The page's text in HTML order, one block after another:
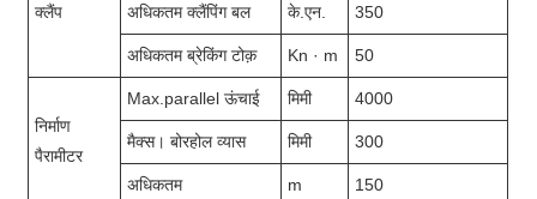
क्लैंप अधिकतम क्लैंपिंग बल के.एन. 350
अधिकतम ब्रेकिंग टोक़ Kn · m 50
निर्माण
पैरामीटर
Max.parallel ऊंचाई मिमी 4000
मैक्स। बोरहोल व्यास मिमी 300
अधिकतम m 150